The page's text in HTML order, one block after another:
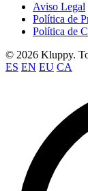
Aviso Legal
Política de
Política de
© 2026 Kluppy.
ES EN EU CA